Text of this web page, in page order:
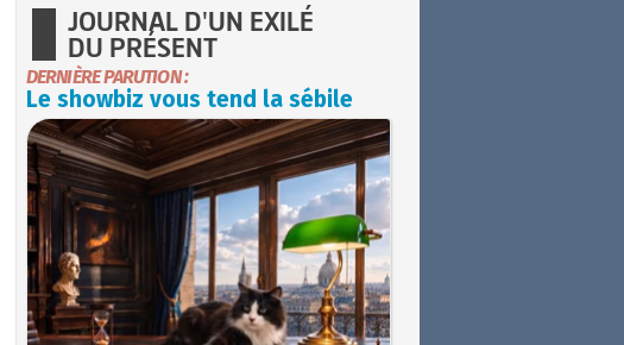
JOURNAL D'UN EXILÉ
DU PRÉSENT
DERNIÈRE PARUTION :
Le showbiz vous tend la sébile